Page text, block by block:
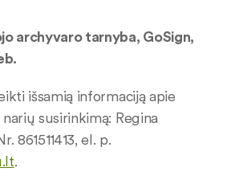
archyvaro tarnyba, GoSign,
išsamią informaciją apie
susirinkimą: Regina
861511413, el. p.
.